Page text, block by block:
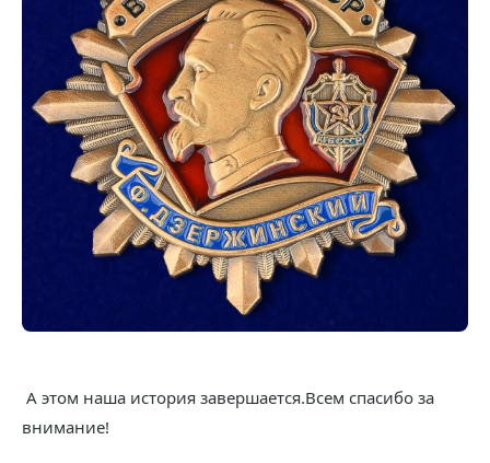
А этом наша история завершается.Всем спасибо за
внимание!